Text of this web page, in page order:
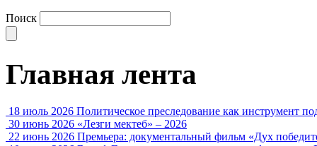
Поиск
Главная лента
18 июль 2026 Политическое преследование как инструмент
30 июнь 2026 «Лезги мектеб» – 2026
22 июнь 2026 Премьера: документальный фильм «Дух